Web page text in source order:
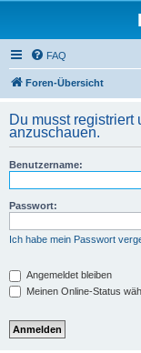
FAQ
Foren-Übersicht
Du musst registriert
anzuschauen.
Benutzername:
Passwort:
Ich habe mein Passwort
Angemeldet bleiben
Meinen Online-Status